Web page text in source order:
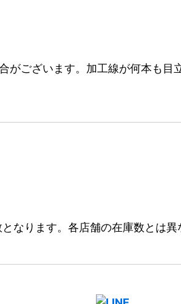
ございます。加工線が何本も目
なります。各店舗の在庫数とは異